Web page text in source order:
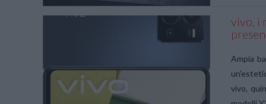
vivo, i
Ampia
vivo,